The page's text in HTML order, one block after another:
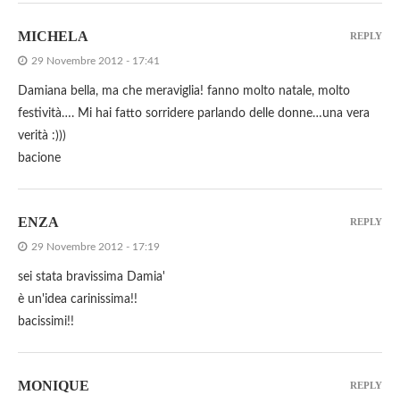
MICHELA
29 Novembre 2012 - 17:41
Damiana bella, ma che meraviglia! fanno molto natale, molto
festività…. Mi hai fatto sorridere parlando delle donne…una vera
verità :)))
bacione
REPLY
ENZA
29 Novembre 2012 - 17:19
sei stata bravissima Damia'
è un'idea carinissima!!
bacissimi!!
REPLY
MONIQUE REPLY